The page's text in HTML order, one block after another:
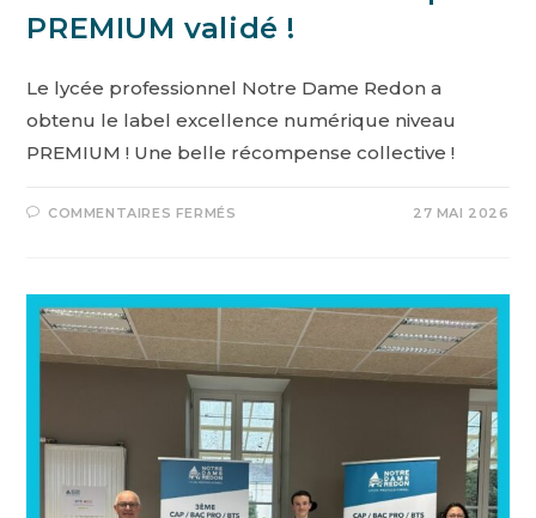
PREMIUM validé !
Le lycée professionnel Notre Dame Redon a
obtenu le label excellence numérique niveau
PREMIUM ! Une belle récompense collective !
COMMENTAIRES FERMÉS 27 MAI 2026